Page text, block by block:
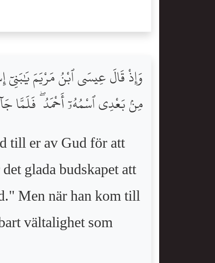
وَإِذْ قَالَ عِيسَى ٱبْنُ مَرْيَمَ يَٰبَنِىٓ
مِنۢ بَعْدِى ٱسْمُهُۥٓ أَحْمَدُ ۖ فَلَمَّا
till er av Gud för att
glada budskapet att
Men när han kom till
vältalighet som